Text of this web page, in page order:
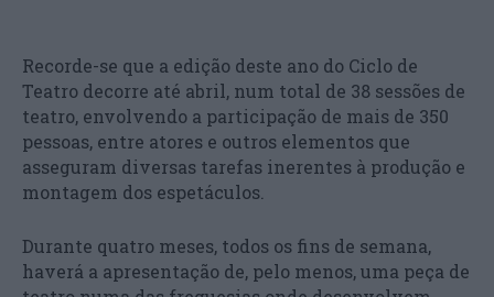
Recorde-se que a edição deste ano do Ciclo de
Teatro decorre até abril, num total de 38 sessões de
teatro, envolvendo a participação de mais de 350
pessoas, entre atores e outros elementos que
asseguram diversas tarefas inerentes à produção e
montagem dos espetáculos.
Durante quatro meses, todos os fins de semana,
haverá a apresentação de, pelo menos, uma peça de